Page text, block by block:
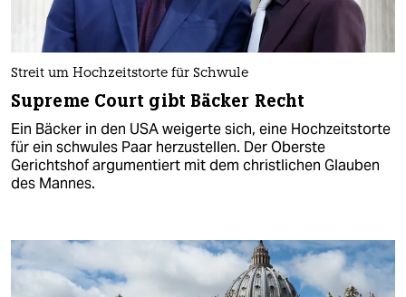
Streit um Hochzeitstorte für Schwule
Supreme Court gibt Bäcker Recht
Ein Bäcker in den USA weigerte sich, eine Hochzeitstorte
für ein schwules Paar herzustellen. Der Oberste
Gerichtshof argumentiert mit dem christlichen Glauben
des Mannes.